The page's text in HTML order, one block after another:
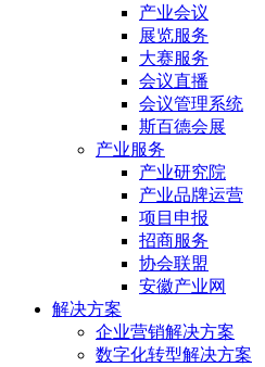
产业会议
展览服务
大赛服务
会议直播
会议管理系统
斯百德会展
产业服务
产业研究院
产业品牌运营
项目申报
招商服务
协会联盟
安徽产业网
解决方案
企业营销解决方案
数字化转型解决方案